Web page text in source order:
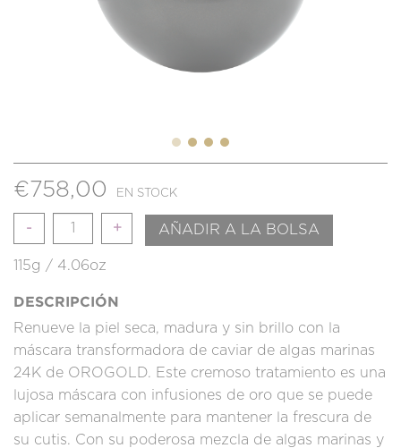
€758,00 EN STOCK
Cantidad AÑADIR A LA BOLSA
115g / 4.06oz
DESCRIPCIÓN
Renueve la piel seca, madura y sin brillo con la
máscara transformadora de caviar de algas marinas
24K de OROGOLD. Este cremoso tratamiento es una
lujosa máscara con infusiones de oro que se puede
aplicar semanalmente para mantener la frescura de
su cutis. Con su poderosa mezcla de algas marinas y